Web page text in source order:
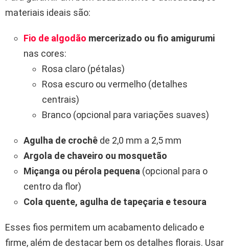
materiais ideais são:
Fio de algodão mercerizado ou fio amigurumi
nas cores:
Rosa claro (pétalas)
Rosa escuro ou vermelho (detalhes
centrais)
Branco (opcional para variações suaves)
Agulha de crochê de 2,0 mm a 2,5 mm
Argola de chaveiro ou mosquetão
Miçanga ou pérola pequena (opcional para o
centro da flor)
Cola quente, agulha de tapeçaria e tesoura
Esses fios permitem um acabamento delicado e
firme, além de destacar bem os detalhes florais. Usar